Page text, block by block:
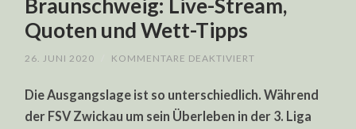
Braunschweig: Live-Stream,
Quoten und Wett-Tipps
26. JUNI 2020 KOMMENTARE DEAKTIVIERT
VS.
BRAUNSCHWEIG:
Die Ausgangslage ist so unterschiedlich. Während
der FSV Zwickau um sein Überleben in der 3. Liga